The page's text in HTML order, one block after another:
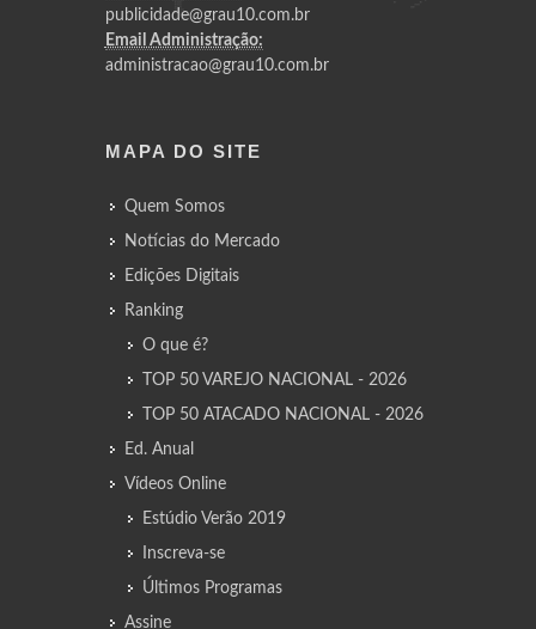
publicidade@grau10.com.br
Email Administração:
administracao@grau10.com.br
MAPA DO SITE
Quem Somos
Notícias do Mercado
Edições Digitais
Ranking
O que é?
TOP 50 VAREJO NACIONAL - 2026
TOP 50 ATACADO NACIONAL - 2026
Ed. Anual
Vídeos Online
Estúdio Verão 2019
Inscreva-se
Últimos Programas
Assine